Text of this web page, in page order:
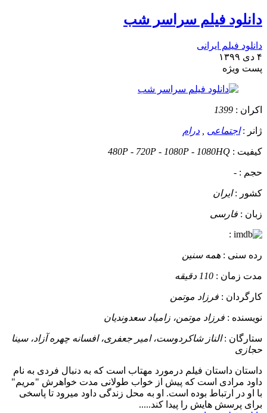
دانلود فیلم سراسر شب
دانلود فیلم ایرانی
۴ دی ۱۳۹۹
پست ويژه
اکران : 1399
ژانر :اجتماعی درام
کیفیت : 480P - 720P - 1080P - 1080HQ
حجم : -
کشور :ایران
زبان : فارسی
:
رده سنی : همه سنین
مدت زمان : 110 دقیقه
کارگردان : فرزاد موتمن
نویسنده : فرزاد موتمن، زامیاد سعدوندیان
ستارگان :الناز شاکردوست، امیر جعفری، افسانه چهره آزاد، سینا
حجازی
داستان داستان فیلم درمورد مهتاب است که به دنبال فردی به نام
داود مرادی است که پیش از خواب طولانی مدت خواهرش "مریم"
با او در ارتباط بوده است. او به محل زندگی داود میرود تا پاسخی
برای پرسش هایش را پیدا کند.....